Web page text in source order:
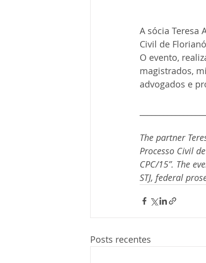
A sócia Teresa
Civil de
O evento,
magistrados,
advogados e
The partner
Processo Civil
CPC/15”. The
STJ, federal
Posts recentes